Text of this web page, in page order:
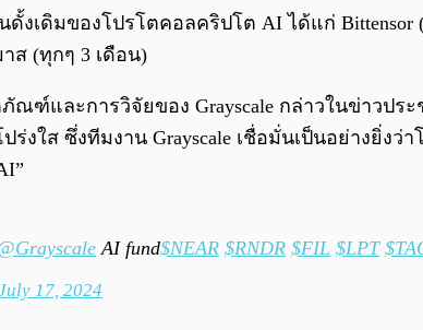
เดิมของโปรโตคอลคริปโต AI ได้แก่ Bittensor
ส (ทุกๆ 3 เดือน)
ภัณฑ์และการวิจัยของ Grayscale กล่าวในข่าว
ร่งใส ซึ่งทีมงาน Grayscale เชื่อมั่นเป็นอย่างยิ่
AI fund$NEAR $RNDR $FIL $LPT
17, 2024